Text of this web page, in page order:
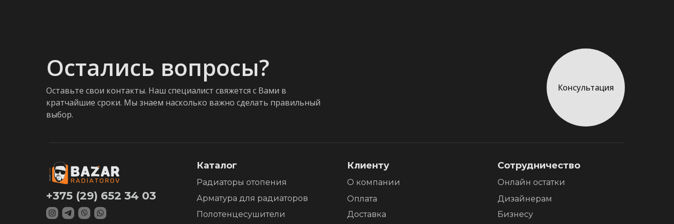
Остались вопросы?
Оставьте свои контакты. Наш специалист свяжется с Вами в
кратчайшие сроки. Мы знаем насколько важно сделать правильный
выбор.
Консультация
Клиенту
О компании
Оплата
Сотрудничество
Дизайнерам
Бизнесу
+375 (29) 652 34 03
Каталог
Радиаторы отопения
Арматура для радиаторов
Полотенцесушители
Доставка
Онлайн остатки